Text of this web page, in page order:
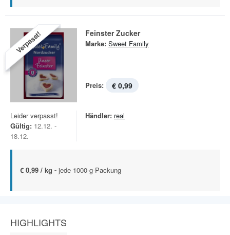
Verpasst! Feinster Zucker
Marke: Sweet Family
Preis: € 0,99
Leider verpasst!
Gültig: 12.12. -
18.12.
Händler: real
€ 0,99 / kg - jede 1000-g-Packung
HIGHLIGHTS